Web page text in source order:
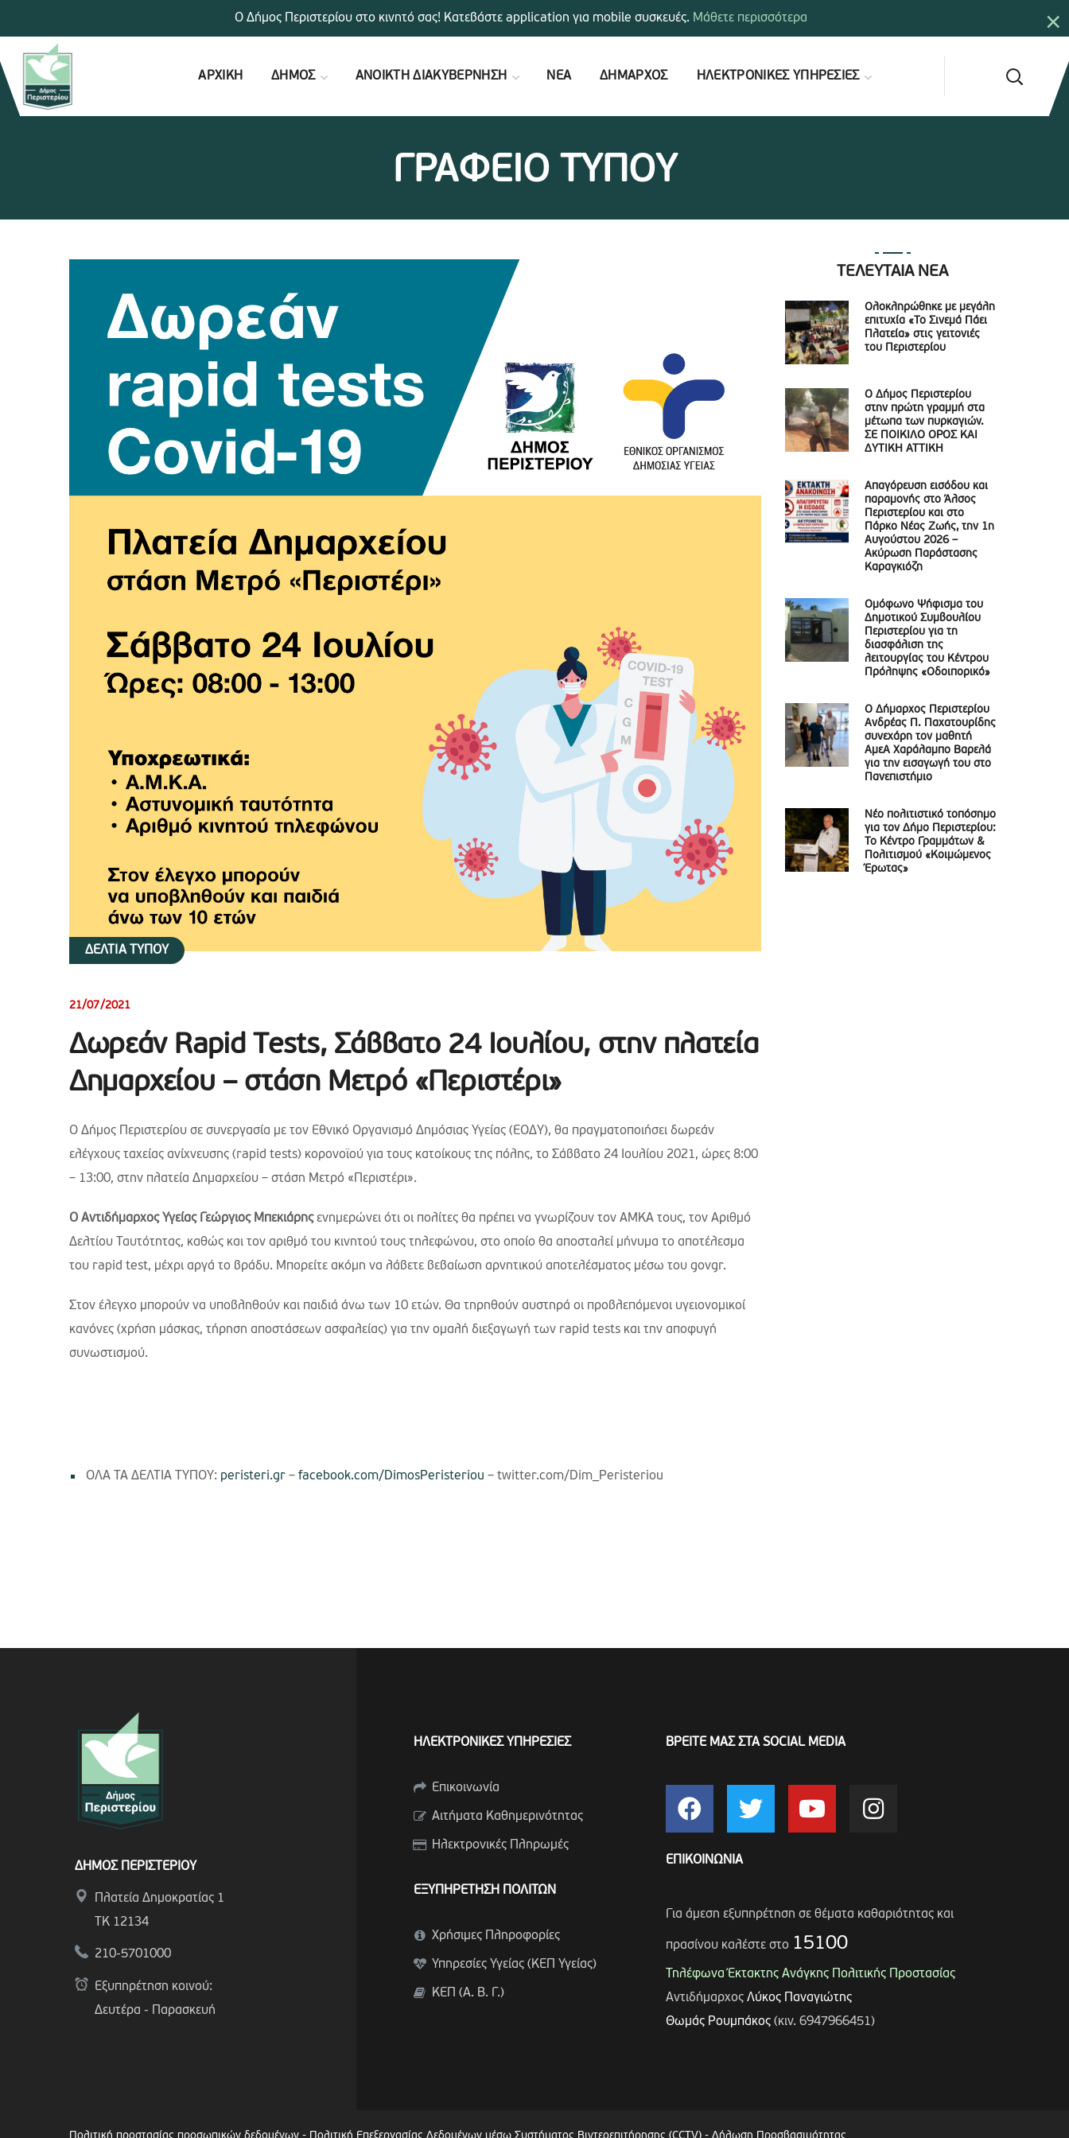
ΑΡΧΙΚΗ ΔΗΜΟΣ ΑΝΟΙΚΤΗ ΔΙΑΚΥΒΕΡΝΗΣΗ ΝΕΑ ΔΗΜΑΡΧΟΣ ΗΛΕΚΤΡΟΝΙΚΕΣ ΥΠΗΡΕΣΙΕΣ
ΓΡΑΦΕΙΟ ΤΥΠΟΥ
ΔΕΛΤΙΑ ΤΥΠΟΥ
21/07/2021
Δωρεάν Rapid Tests, Σάββατο 24 Ιουλίου, στην πλατεία
Δημαρχείου – στάση Μετρό «Περιστέρι»
Ο Δήμος Περιστερίου σε συνεργασία με τον Εθνικό Οργανισμό Δημόσιας Υγείας (ΕΟΔΥ), θα πραγματοποιήσει δωρεάν
ελέγχους ταχείας ανίχνευσης (rapid tests) κορονοϊού για τους κατοίκους της πόλης, τo Σάββατο 24 Ιουλίου 2021, ώρες 8:00
– 13:00, στην πλατεία Δημαρχείου – στάση Μετρό «Περιστέρι».
Ο Αντιδήμαρχος Υγείας Γεώργιος Μπεκιάρηςενημερώνει ότι οι πολίτες θα πρέπει να γνωρίζουν τον ΑΜΚΑ τους, τον Αριθμό
Δελτίου Ταυτότητας, καθώς και τον αριθμό του κινητού τους τηλεφώνου, στο οποίο θα αποσταλεί μήνυμα το αποτέλεσμα
του rapid test, μέχρι αργά το βράδυ. Μπορείτε ακόμη να λάβετε βεβαίωση αρνητικού αποτελέσματος μέσω του govgr.
Στον έλεγχο μπορούν να υποβληθούν και παιδιά άνω των 10 ετών. Θα τηρηθούν αυστηρά οι προβλεπόμενοι υγειονομικοί
κανόνες (χρήση μάσκας, τήρηση αποστάσεων ασφαλείας) για την ομαλή διεξαγωγή των rapid tests και την αποφυγή
συνωστισμού.
ΟΛΑ ΤΑ ΔΕΛΤΙΑ ΤΥΠΟΥ: peristeri.gr – facebook.com/DimosPeristeriou – twitter.com/Dim_Peristeriou
ΤΕΛΕΥΤΑΙΑ ΝΕΑ
Ολοκληρώθηκε με μεγάλη
επιτυχία «Το Σινεμά Πάει
Πλατεία» στις γειτονιές
του Περιστερίου
Ο Δήμος Περιστερίου
στην πρώτη γραμμή στα
μέτωπα των πυρκαγιών.
ΣΕ ΠΟΙΚΙΛΟ ΟΡΟΣ ΚΑΙ
ΔΥΤΙΚΗ ΑΤΤΙΚΗ
Απαγόρευση εισόδου και
παραμονής στο Άλσος
Περιστερίου και στο
Πάρκο Νέας Ζωής, την 1η
Αυγούστου 2026 –
Ακύρωση Παράστασης
Καραγκιόζη
Ομόφωνο Ψήφισμα του
Δημοτικού Συμβουλίου
Περιστερίου για τη
διασφάλιση της
λειτουργίας του Κέντρου
Πρόληψης «Οδοιπορικό»
Ο Δήμαρχος Περιστερίου
Ανδρέας Π. Παχατουρίδης
συνεχάρη τον μαθητή
ΑμεΑ Χαράλαμπο Βαρελά
για την εισαγωγή του στο
Πανεπιστήμιο
Νέο πολιτιστικό τοπόσημο
για τον Δήμο Περιστερίου:
Το Κέντρο Γραμμάτων &
Πολιτισμού «Κοιμώμενος
Έρωτας»
ΔΗΜΟΣ ΠΕΡΙΣΤΕΡΙΟΥ
Πλατεία Δημοκρατίας 1
ΤΚ 12134
210-5701000
Εξυπηρέτηση κοινού:
Δευτέρα - Παρασκευή
ΗΛΕΚΤΡΟΝΙΚΕΣ ΥΠΗΡΕΣΙΕΣ
Επικοινωνία
Αιτήματα Καθημερινότητας
Ηλεκτρονικές Πληρωμές
ΕΞΥΠΗΡΕΤΗΣΗ ΠΟΛΙΤΩΝ
Χρήσιμες Πληροφορίες
Υπηρεσίες Υγείας (ΚΕΠ Υγείας)
ΚΕΠ (Α. Β. Γ.)
ΒΡΕΙΤΕ ΜΑΣ ΣΤΑ SOCIAL MEDIA
ΕΠΙΚΟΙΝΩΝΙΑ
Για άμεση εξυπηρέτηση σε θέματα καθαριότητας και
πρασίνου καλέστε στο 15100
Τηλέφωνα Έκτακτης Ανάγκης Πολιτικής Προστασίας
Αντιδήμαρχος Λύκος Παναγιώτης
Θωμάς Ρουμπάκος(κιν. 6947966451)
×
Ο Δήμος Περιστερίου στο κινητό σας! Κατεβάστε application για mobile συσκευές. Μάθετε περισσότερα